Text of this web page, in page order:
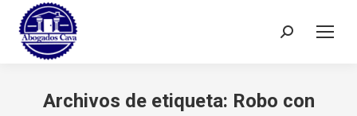
Buscar:
Archivos de etiqueta: Robo con